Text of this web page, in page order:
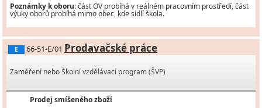
Poznámky k oboru:část OV probíhá v reálném pracovním prostředí, část
výuky oborů probíhá mimo obec, kde sídlí škola.
E 66-51-E/01 Prodavačské práce
Zaměření nebo Školní vzdělávací program (ŠVP)
Prodej smíšeného zboží